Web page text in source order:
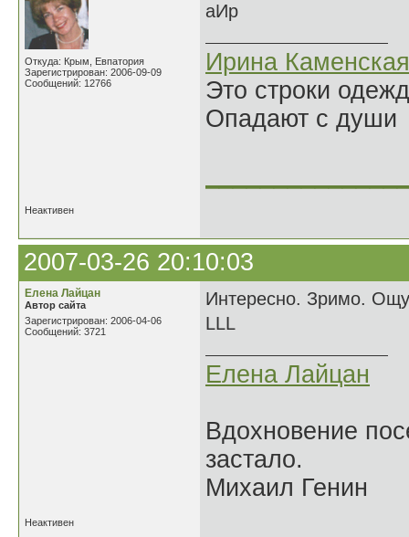
Откуда: Крым, Евпатория
Зарегистрирован: 2006-09-09
Сообщений: 12766
аИр
Ирина Каменская
Это строки
Опадают с души
Неактивен
2007-03-26 20:10:03
Елена Лайцан
Автор сайта
Зарегистрирован: 2006-04-06
Сообщений: 3721
Интересно. Зримо.
LLL
Елена Лайцан
Вдохновение
застало.
Михаил Генин
Неактивен